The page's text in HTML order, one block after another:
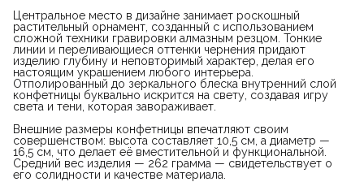
Центральное место в дизайне занимает роскошный
растительный орнамент, созданный с использованием
сложной техники гравировки алмазным резцом. Тонкие
линии и переливающиеся оттенки чернения придают
изделию глубину и неповторимый характер, делая его
настоящим украшением любого интерьера.
Отполированный до зеркального блеска внутренний слой
конфетницы буквально искрится на свету, создавая игру
света и тени, которая завораживает.
Внешние размеры конфетницы впечатляют своим
совершенством: высота составляет 10,5 см, а диаметр —
16,5 см, что делает её вместительной и функциональной.
Средний вес изделия — 262 грамма — свидетельствует о
его солидности и качестве материала.